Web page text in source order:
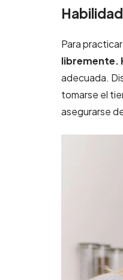
Para
libremente.
adecuada.
tomarse el
asegurarse